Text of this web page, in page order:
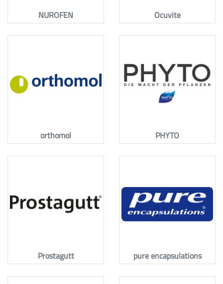
NUROFEN Ocuvite
orthomol PHYTO
Prostagutt pure encapsulations